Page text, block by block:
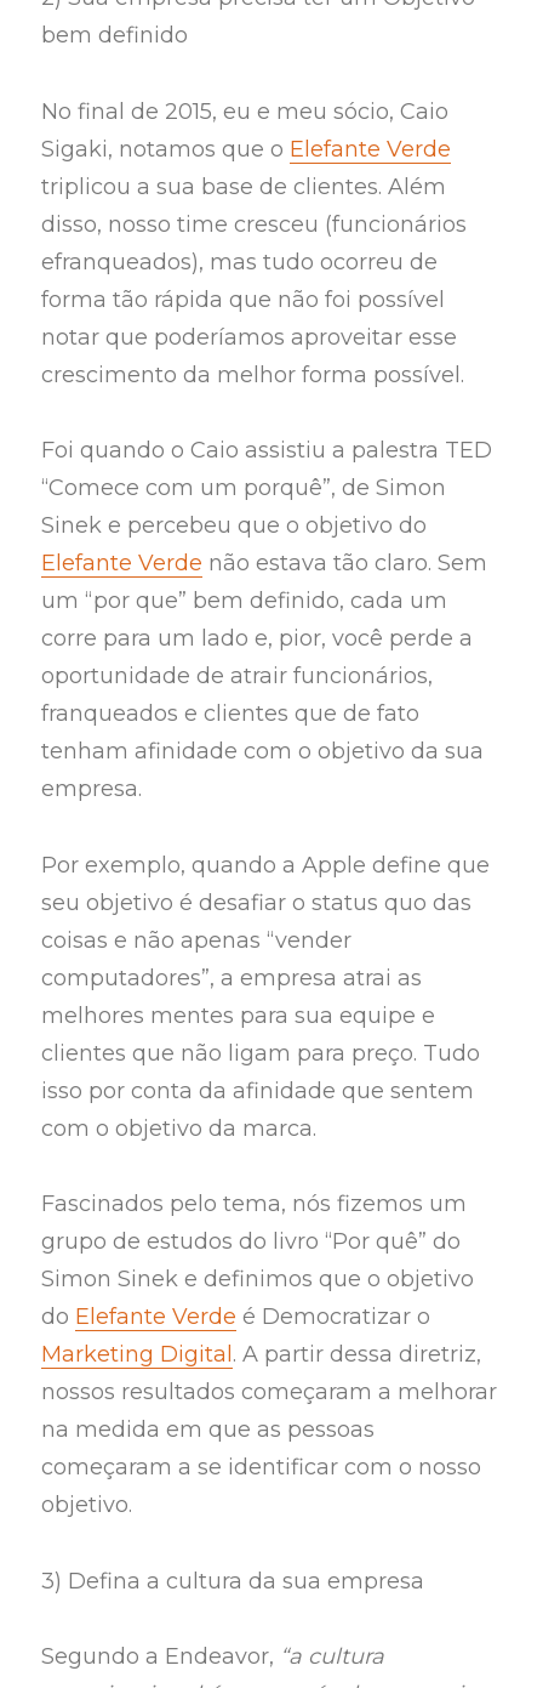
bem definido
No final de 2015, eu e meu sócio, Caio
Sigaki, notamos que o Elefante Verde
triplicou a sua base de clientes. Além
disso, nosso time cresceu (funcionários
efranqueados), mas tudo ocorreu de
forma tão rápida que não foi possível
notar que poderíamos aproveitar esse
crescimento da melhor forma possível.
Foi quando o Caio assistiu a palestra TED
“Comece com um porquê”, de Simon
Sinek e percebeu que o objetivo do
Elefante Verde não estava tão claro. Sem
um “por que” bem definido, cada um
corre para um lado e, pior, você perde a
oportunidade de atrair funcionários,
franqueados e clientes que de fato
tenham afinidade com o objetivo da sua
empresa.
Por exemplo, quando a Apple define que
seu objetivo é desafiar o status quo das
coisas e não apenas “vender
computadores”, a empresa atrai as
melhores mentes para sua equipe e
clientes que não ligam para preço. Tudo
isso por conta da afinidade que sentem
com o objetivo da marca.
Fascinados pelo tema, nós fizemos um
grupo de estudos do livro “Por quê” do
Simon Sinek e definimos que o objetivo
do Elefante Verde é Democratizar o
Marketing Digital . A partir dessa diretriz,
nossos resultados começaram a melhorar
na medida em que as pessoas
começaram a se identificar com o nosso
objetivo.
3) Defina a cultura da sua empresa
Segundo a Endeavor, “a cultura